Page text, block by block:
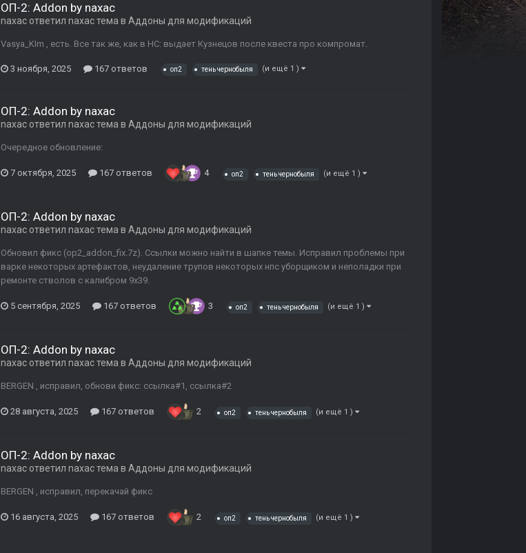
ОП-2: Addon by naxac
naxac ответил naxacтема в Аддоны для модификаций
Vasya_KIm , есть. Все так же, как в НС: выдает Кузнецов после квеста про компромат.
3 ноября, 2025 167 ответов оп2 тень чернобыля (и ещё 1 )
ОП-2: Addon by naxac
naxac ответил naxacтема в Аддоны для модификаций
Очередное обновление:
7 октября, 2025 167 ответов 4 оп2 тень чернобыля (и ещё 1 )
ОП-2: Addon by naxac
naxac ответил naxacтема в Аддоны для модификаций
Обновил фикс (op2_addon_fix.7z). Ссылки можно найти в шапке темы. Исправил проблемы при
варке некоторых артефактов, неудаление трупов некоторых нпс уборщиком и неполадки при
ремонте стволов с калибром 9х39.
5 сентября, 2025 167 ответов 3 оп2 тень чернобыля (и ещё 1 )
ОП-2: Addon by naxac
naxac ответил naxacтема в Аддоны для модификаций
BERGEN , исправил, обнови фикс: ссылка#1, ссылка#2
28 августа, 2025 167 ответов 2 оп2 тень чернобыля (и ещё 1 )
ОП-2: Addon by naxac
naxac ответил naxacтема в Аддоны для модификаций
BERGEN , исправил, перекачай фикс
16 августа, 2025 167 ответов 2 оп2 тень чернобыля (и ещё 1 )